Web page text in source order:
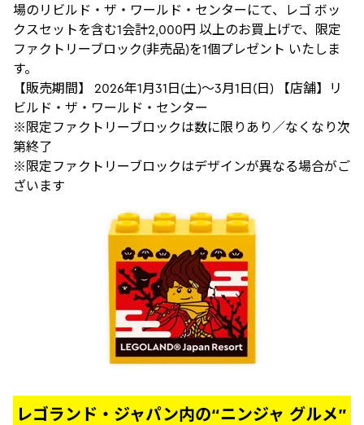
場のリビルド・ザ・ワールド・センターにて、レゴ ボッ
クスセットを含む1会計2,000円 以上のお買上げで、限定
ファクトリーブロック(非売品)を1個プレゼント いたしま
す。
【販売期間】 2026年1月31日(土)～3月1日(日) 【店舗】リ
ビルド・ザ・ワールド・センター
※限定ファクトリーブロックは数に限りあり／なくなり次
第終了
※限定ファクトリーブロックはデザインが異なる場合がご
ざいます
レゴランド・ジャパン内の“ニンジャ グルメ”